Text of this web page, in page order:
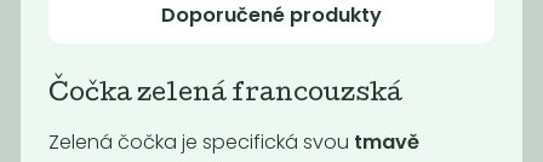
půlená
beluga BIO
Doporučené produkty
Čočka zelená francouzská
Zelená čočka je specifická svou tmavě